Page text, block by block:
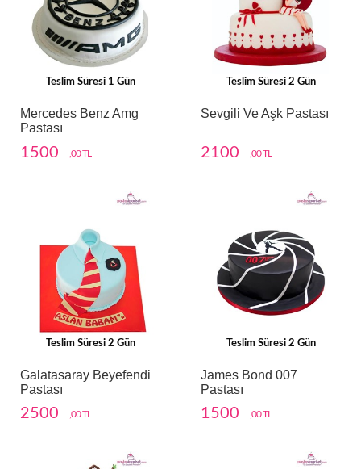
Teslim Süresi 1 Gün
Mercedes Benz Amg
Pastası
1500 ,00 TL
Teslim Süresi 2 Gün
Sevgili Ve Aşk Pastası
2100 ,00 TL
Teslim Süresi 2 Gün
Galatasaray Beyefendi
Pastası
2500 ,00 TL
Teslim Süresi 2 Gün
James Bond 007
Pastası
1500 ,00 TL